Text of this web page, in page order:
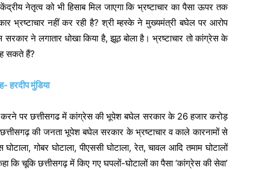
नेतृत्व को भी हिसाब मिल जाएगा कि भ्रष्टाचार का पैसा ऊपर तक
भ्रष्टाचार नहीं कर रही है? श्री म्हस्के ने मुख्यमंत्री बघेल पर आरोप
ने लगातार धोखा किया है, झूठ बोला है। भ्रष्टाचार तो कांग्रेस के
सकते हैं?
हरदीप मुंडिया
पर छत्तीसगढ में कांग्रेस की भूपेश बघेल सरकार के 26 हजार करोड़
की जनता भूपेश बघेल सरकार के भ्रष्टाचार व काले कारनामों से
गोबर घोटाला, पीएससी घोटाला, रेत, चावल आदि तमाम घोटालों
कि चूकि छत्तीसगढ़ में किए गए घपलों-घोटालों का पैसा ‘कांग्रेस की सेवा’